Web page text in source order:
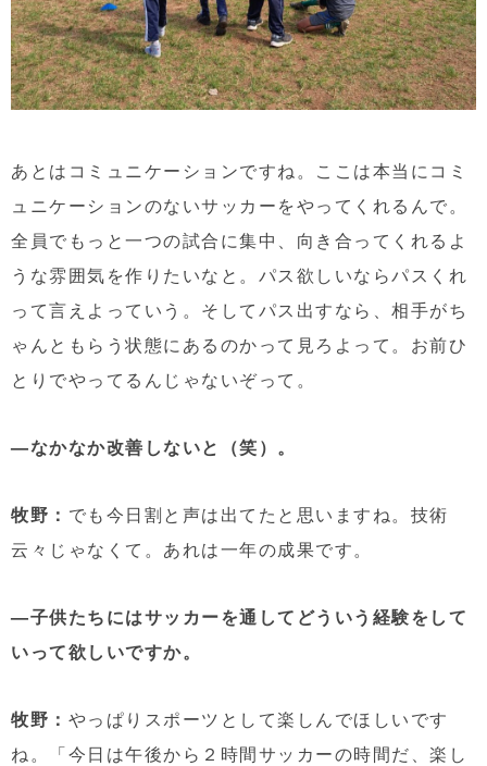
あとはコミュニケーションですね。ここは本当にコミ
ュニケーションのないサッカーをやってくれるんで。
全員でもっと一つの試合に集中、向き合ってくれるよ
うな雰囲気を作りたいなと。パス欲しいならパスくれ
って言えよっていう。そしてパス出すなら、相手がち
ゃんともらう状態にあるのかって見ろよって。お前ひ
とりでやってるんじゃないぞって。
—なかなか改善しないと（笑）。
牧野： でも今日割と声は出てたと思いますね。技術
云々じゃなくて。あれは一年の成果です。
—子供たちにはサッカーを通してどういう経験をして
いって欲しいですか。
牧野： やっぱりスポーツとして楽しんでほしいです
ね。「今日は午後から２時間サッカーの時間だ、楽し